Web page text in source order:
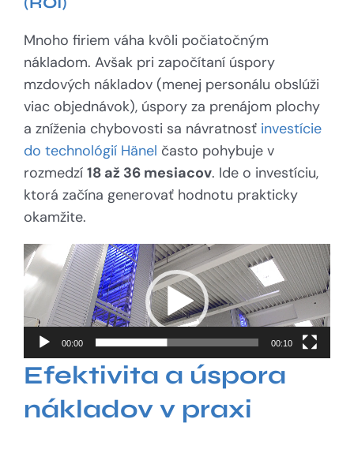
Mnoho firiem váha kvôli počiatočným
nákladom. Avšak pri započítaní úspory
mzdových nákladov (menej personálu obslúži
viac objednávok), úspory za prenájom plochy
a zníženia chybovosti sa návratnosť investície
do technológií Hänel často pohybuje v
rozmedzí 18 až 36 mesiacov. Ide o investíciu,
ktorá začína generovať hodnotu prakticky
okamžite.
Video
prehrávač
00:00 00:10
Efektivita a úspora
nákladov v praxi